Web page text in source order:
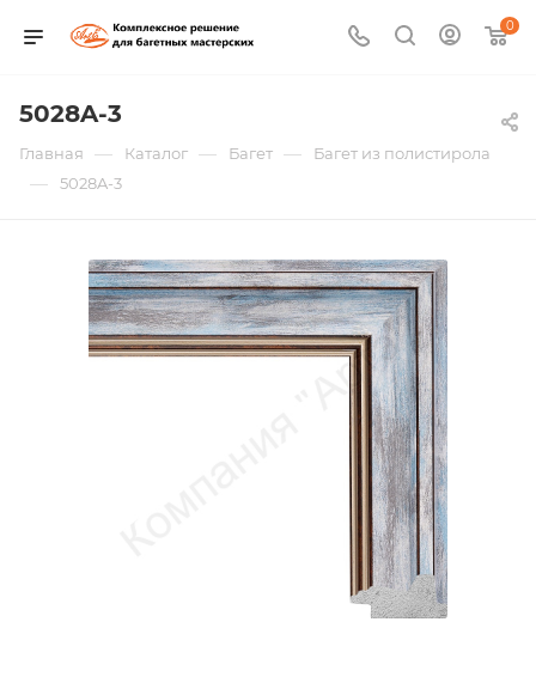
0
5028A-3
Главная — Каталог — Багет — Багет из полистирола
— 5028A-3